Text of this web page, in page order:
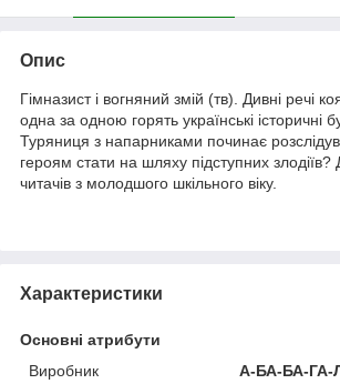
Опис
Гімназист і вогняний змій (тв). Дивні речі
одна за одною горять українські історичні
Туряниця з напарниками починає
героям стати на шляху підступних
читачів з молодшого шкільного віку.
Характеристики
Основні атрибути
Виробник
А-БА-БА-